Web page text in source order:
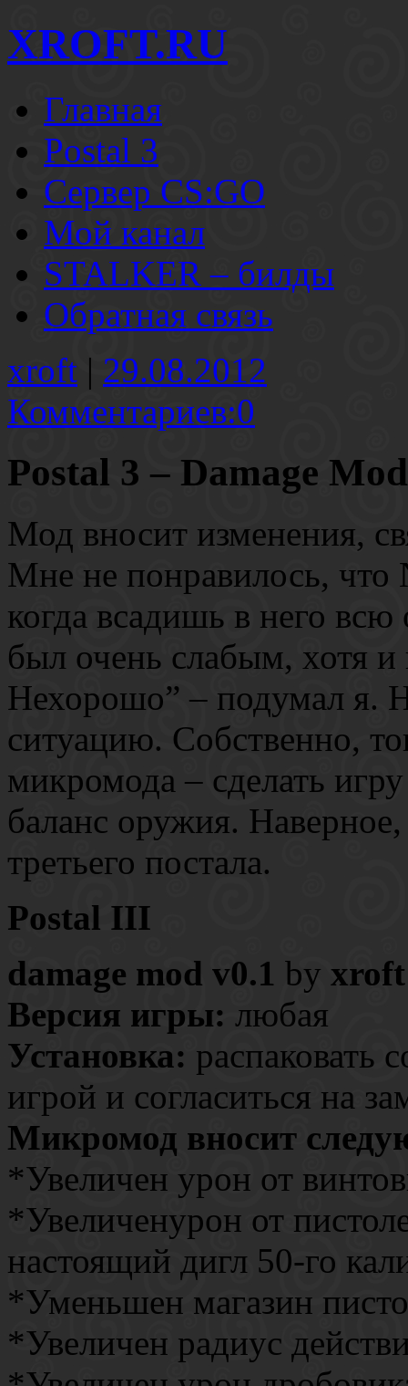
XROFT.RU
Главная
Postal 3
Сервер CS:GO
Мой канал
STALKER – билды
Обратная связь
xroft | 29.08.2012
Комментариев:0
Postal 3 – Damage Mod
Мод вносит изменения,
Мне не понравилось, что
когда всадишь в него
был очень слабым, хотя и
Нехорошо” – подумал я.
ситуацию. Собственно,
микромода – сделать
баланс оружия.
третьего постала.
Postal III
damage mod v0.1 by xroft
Версия игры: любая
Установка: распаковать
игрой и согласиться на
Микромод вносит
*Увеличен урон от
*Увеличенурон от
настоящий дигл 50-го
*Уменьшен магазин
*Увеличен радиус